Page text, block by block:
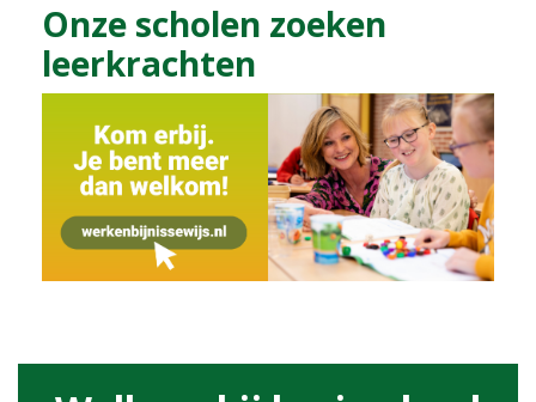
Onze scholen zoeken
leerkrachten